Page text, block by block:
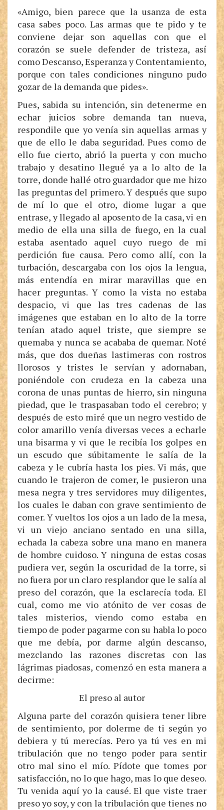
«Amigo, bien parece que la usanza de esta
casa sabes poco. Las armas que te pido y te
conviene dejar son aquellas con que el
corazón se suele defender de tristeza, así
como Descanso, Esperanza y Contentamiento,
porque con tales condiciones ninguno pudo
gozar de la demanda que pides».
Pues, sabida su intención, sin detenerme en
echar juicios sobre demanda tan nueva,
respondile que yo venía sin aquellas armas y
que de ello le daba seguridad. Pues como de
ello fue cierto, abrió la puerta y con mucho
trabajo y desatino llegué ya a lo alto de la
torre, donde hallé otro guardador que me hizo
las preguntas del primero. Y después que supo
de mí lo que el otro, diome lugar a que
entrase, y llegado al aposento de la casa, vi en
medio de ella una silla de fuego, en la cual
estaba asentado aquel cuyo ruego de mi
perdición fue causa. Pero como allí, con la
turbación, descargaba con los ojos la lengua,
más entendía en mirar maravillas que en
hacer preguntas. Y como la vista no estaba
despacio, vi que las tres cadenas de las
imágenes que estaban en lo alto de la torre
tenían atado aquel triste, que siempre se
quemaba y nunca se acababa de quemar. Noté
más, que dos dueñas lastimeras con rostros
llorosos y tristes le servían y adornaban,
poniéndole con crudeza en la cabeza una
corona de unas puntas de hierro, sin ninguna
piedad, que le traspasaban todo el cerebro; y
después de esto miré que un negro vestido de
color amarillo venía diversas veces a echarle
una bisarma y vi que le recibía los golpes en
un escudo que súbitamente le salía de la
cabeza y le cubría hasta los pies. Vi más, que
cuando le trajeron de comer, le pusieron una
mesa negra y tres servidores muy diligentes,
los cuales le daban con grave sentimiento de
comer. Y vueltos los ojos a un lado de la mesa,
vi un viejo anciano sentado en una silla,
echada la cabeza sobre una mano en manera
de hombre cuidoso. Y ninguna de estas cosas
pudiera ver, según la oscuridad de la torre, si
no fuera por un claro resplandor que le salía al
preso del corazón, que la esclarecía toda. El
cual, como me vio atónito de ver cosas de
tales misterios, viendo como estaba en
tiempo de poder pagarme con su habla lo poco
que me debía, por darme algún descanso,
mezclando las razones discretas con las
lágrimas piadosas, comenzó en esta manera a
decirme:
El preso al autor
Alguna parte del corazón quisiera tener libre
de sentimiento, por dolerme de ti según yo
debiera y tú merecías. Pero ya tú ves en mi
tribulación que no tengo poder para sentir
otro mal sino el mío. Pídote que tomes por
satisfacción, no lo que hago, mas lo que deseo.
Tu venida aquí yo la causé. El que viste traer
preso yo soy, y con la tribulación que tienes no